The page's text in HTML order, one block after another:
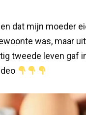
dat mijn moeder
was, maar
tweede leven gaf